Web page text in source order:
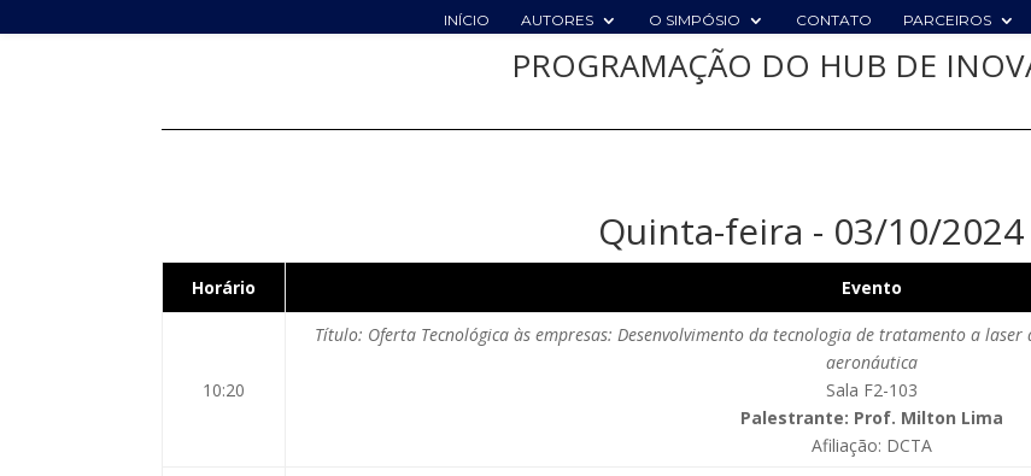
INÍCIO AUTORES O SIMPÓSIO CONTATO PARCEIROS
PROGRAMAÇÃO DO HUB DE
Quinta-feira - 03/10/2024
Horário Evento
10:20
Título: Oferta Tecnológica às empresas: Desenvolvimento da tecnologia de tratamento a
aeronáutica
Sala F2-103
Palestrante: Prof. Milton Lima
Afiliação: DCTA